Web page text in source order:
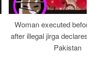
Woman executed
after illegal jirga declares
Pakistan